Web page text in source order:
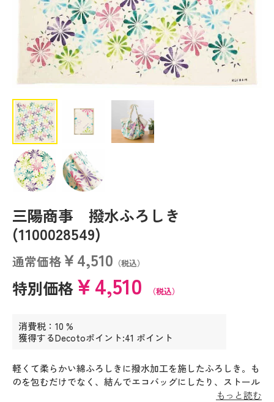
三陽商事 撥水ふろしき
(1100028549)
通常価格￥4,510 （税込）
特別価格￥4,510 （税込）
消費税：10 %
獲得するDecotoポイント:41 ポイント
軽くて柔らかい綿ふろしきに撥水加工を施したふろしき。も
のを包むだけでなく、結んでエコバッグにしたり、ストール
やショールのように使ったり、インテリアに使ったり、様々
もっと読む